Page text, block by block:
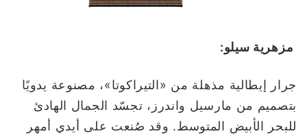
مزهرية سيلو:
جرار إيطالية مذهلة من «التيراكوتا»، مصنوعة يدويًا
بتصميم من مارسيل واندرز، تجسّد الجمال الهادئ
للبحر الأبيض المتوسط. وقد صُنعت على أيدي أمهر